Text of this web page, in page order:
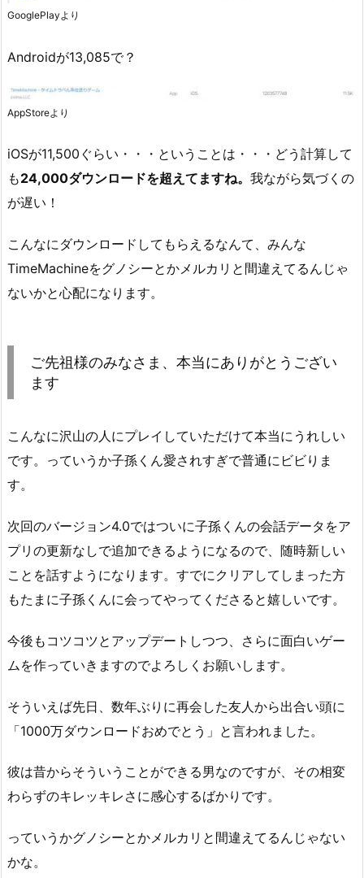
GooglePlayより
Androidが13,085で？
AppStoreより
iOSが11,500ぐらい・・・ということは・・・どう計算して
も24,000ダウンロードを超えてますね。 我ながら気づくの
が遅い！
こんなにダウンロードしてもらえるなんて、みんな
TimeMachineをグノシーとかメルカリと間違えてるんじゃ
ないかと心配になります。
ご先祖様のみなさま、本当にありがとうござい
ます
こんなに沢山の人にプレイしていただけて本当にうれしい
です。っていうか子孫くん愛されすぎで普通にビビりま
す。
次回のバージョン4.0ではついに子孫くんの会話データをア
プリの更新なしで追加できるようになるので、随時新しい
ことを話すようになります。すでにクリアしてしまった方
もたまに子孫くんに会ってやってくださると嬉しいです。
今後もコツコツとアップデートしつつ、さらに面白いゲー
ムを作っていきますのでよろしくお願いします。
そういえば先日、数年ぶりに再会した友人から出合い頭に
「1000万ダウンロードおめでとう」と言われました。
彼は昔からそういうことができる男なのですが、その相変
わらずのキレッキレさに感心するばかりです。
っていうかグノシーとかメルカリと間違えてるんじゃない
かな。